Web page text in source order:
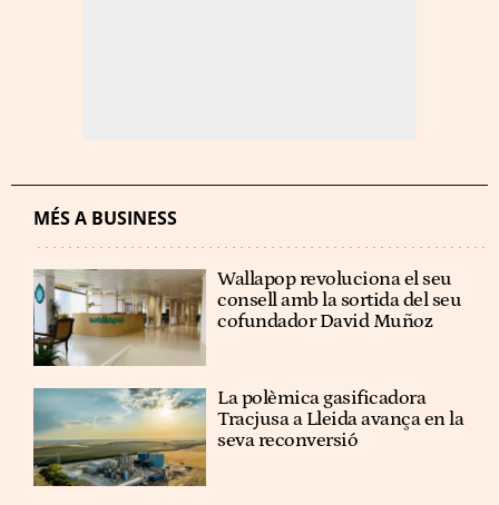
MÉS A BUSINESS
Wallapop revoluciona el seu
consell amb la sortida del seu
cofundador David Muñoz
La polèmica gasificadora
Tracjusa a Lleida avança en la
seva reconversió